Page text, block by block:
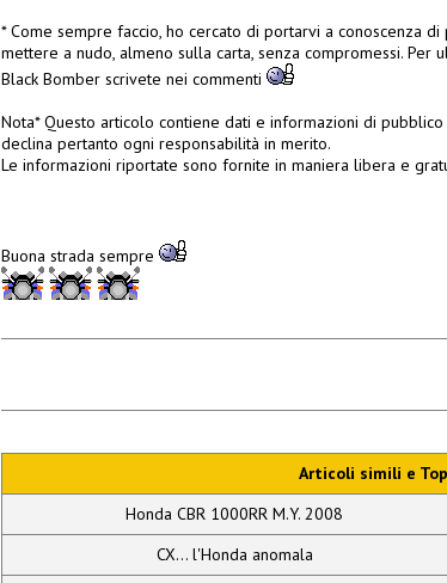
* Come sempre faccio, ho cercato di portarvi a conoscenza
mettere a nudo, almeno sulla carta, senza compromessi.
Black Bomber scrivete nei commenti
Nota* Questo articolo contiene dati e informazioni di
declina pertanto ogni responsabilità in merito.
Le informazioni riportate sono fornite in maniera libera e
Buona strada sempre
Articoli simili e
Honda CBR 1000RR M.Y. 2008
CX... l'Honda anomala